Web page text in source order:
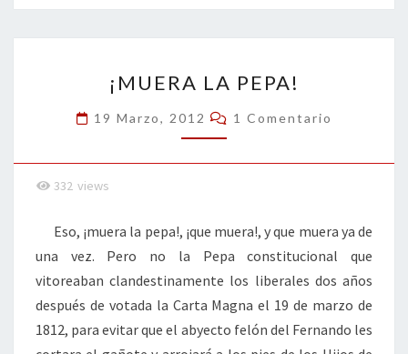
o
o
er dI
n
l
p
ar
tir
LA
PEPA!
¡MUERA LA PEPA!
19 Marzo, 2012 Comentarios
1 Comentario
332 views
Eso, ¡muera la pepa!, ¡que muera!, y que muera ya de
una vez. Pero no la Pepa constitucional que
vitoreaban clandestinamente los liberales dos años
después de votada la Carta Magna el 19 de marzo de
1812, para evitar que el abyecto felón del Fernando les